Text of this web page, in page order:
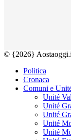
© {2026}
Politica
Cronaca
Comuni e
Unité
Unité
Unité
Unité
Unité